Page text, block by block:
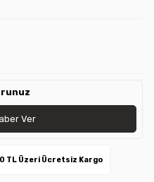
Ver
TL Üzeri Ücretsiz Kargo